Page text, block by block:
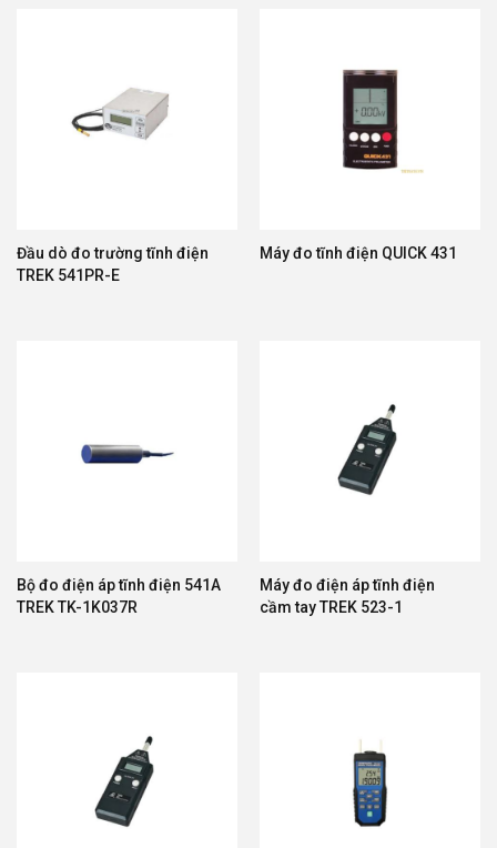
Đầu dò đo trường tĩnh điện
TREK 541PR-E
Máy đo tĩnh điện QUICK 431
Bộ đo điện áp tĩnh điện 541A
TREK TK-1K037R
Máy đo điện áp tĩnh điện
cầm tay TREK 523-1